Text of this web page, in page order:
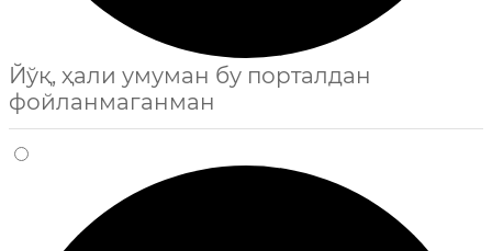
Йўқ, ҳали умуман бу порталдан
фойланмаганман